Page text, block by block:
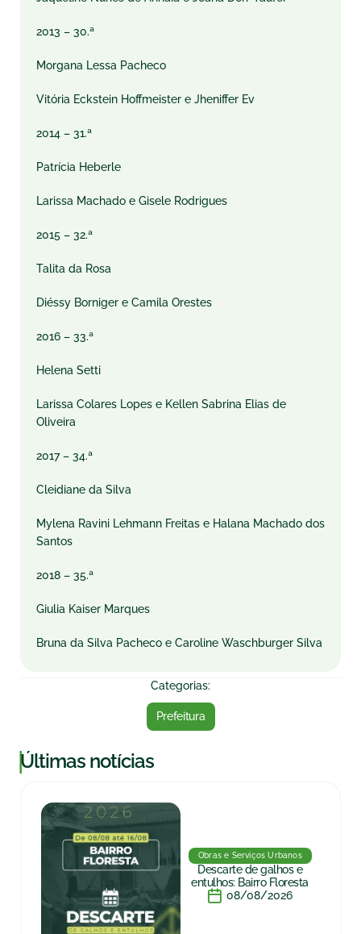
2013 – 30.ª
Morgana Lessa Pacheco
Vitória Eckstein Hoffmeister e Jheniffer Ev
2014 – 31.ª
Patrícia Heberle
Larissa Machado e Gisele Rodrigues
2015 – 32.ª
Talita da Rosa
Diéssy Borniger e Camila Orestes
2016 – 33.ª
Helena Setti
Larissa Colares Lopes e Kellen Sabrina Elias de
Oliveira
2017 – 34.ª
Cleidiane da Silva
Mylena Ravini Lehmann Freitas e Halana Machado dos
Santos
2018 – 35.ª
Giulia Kaiser Marques
Bruna da Silva Pacheco e Caroline Waschburger Silva
Categorias:
Prefeitura
|Últimas notícias
Obras e Serviços Urbanos
Descarte de galhos e
entulhos: Bairro Floresta
08/08/2026